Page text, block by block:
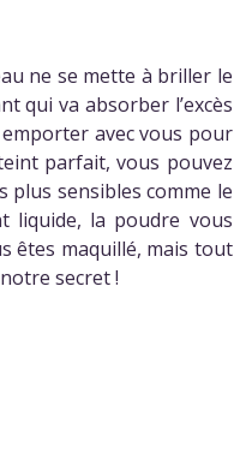
ne se mette à briller le
qui va absorber l’excès
avec vous pour
parfait, vous pouvez
plus sensibles comme le
liquide, la poudre vous
êtes maquillé, mais tout
secret !